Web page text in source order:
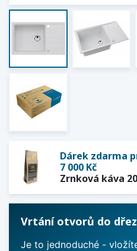
Dárek zdarma
7 000 Kč
Zrnková káva
Vrtání otvorů do
Je to jednoduché -